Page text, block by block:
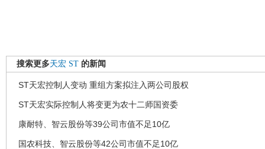
搜索更多天宏 ST 的新闻
ST天宏控制人变动 重组方案拟注入两公司股权
ST天宏实际控制人将变更为农十二师国资委
康耐特、智云股份等39公司市值不足10亿
国农科技、智云股份等42公司市值不足10亿